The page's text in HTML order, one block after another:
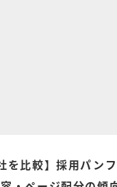
を比較】採用パン